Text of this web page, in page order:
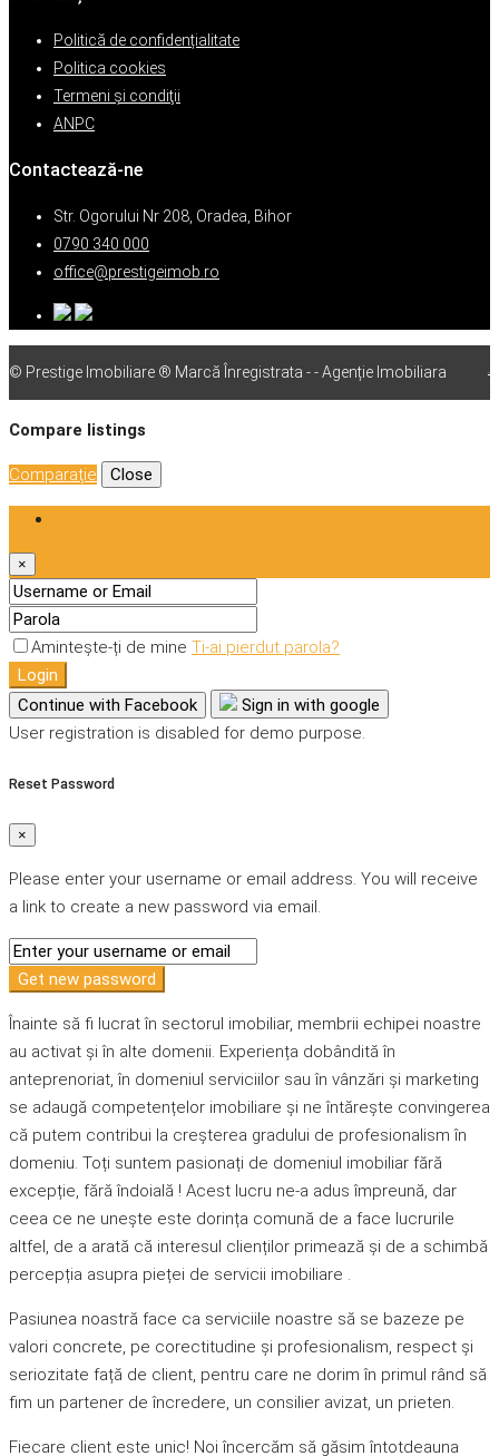
Politică de confidențialitate
Politica cookies
Termeni şi condiţii
ANPC
Contactează-ne
Str. Ogorului Nr 208, Oradea, Bihor
0790 340 000
office@prestigeimob.ro
© Prestige Imobiliare ® Marcă Înregistrata - - Agenție Imobiliara
Compare listings
Comparaţie Close
×
Amintește-ți de mine Ti-ai pierdut parola?
Login
Continue with Facebook
Sign in with google
User registration is disabled for demo purpose.
Reset Password
×
Please enter your username or email address. You will receive
a link to create a new password via email.
Get new password
Înainte să fi lucrat în sectorul imobiliar, membrii echipei noastre
au activat și în alte domenii. Experiența dobândită în
anteprenoriat, în domeniul serviciilor sau în vânzări și marketing
se adaugă competențelor imobiliare și ne întărește convingerea
că putem contribui la creșterea gradului de profesionalism în
domeniu. Toți suntem pasionați de domeniul imobiliar fără
excepție, fără îndoială ! Acest lucru ne-a adus împreună, dar
ceea ce ne unește este dorința comună de a face lucrurile
altfel, de a arată că interesul clienților primează și de a schimbă
percepția asupra pieței de servicii imobiliare .
Pasiunea noastră face ca serviciile noastre să se bazeze pe
valori concrete, pe corectitudine și profesionalism, respect și
seriozitate față de client, pentru care ne dorim în primul rând să
fim un partener de încredere, un consilier avizat, un prieten.
Fiecare client este unic! Noi încercăm să găsim întotdeauna